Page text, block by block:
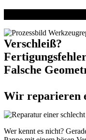
Verschleiß?
Falsche
Wir reparieren
Wer kennt es nicht?